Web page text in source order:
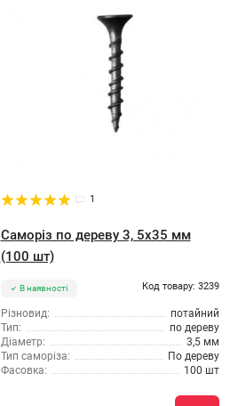
1
Саморіз по дереву 3, 5x35 мм
(100 шт)
В наявності Код товару: 3239
Різновид:
потайний
Тип:
по дереву
Діаметр:
3,5 мм
Тип саморіза:
По дереву
Фасовка:
100 шт